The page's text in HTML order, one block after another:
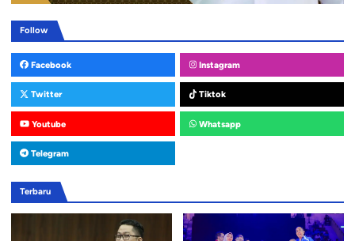
Follow
Facebook Instagram
Twitter Tiktok
Youtube Whatsapp
Telegram
Terbaru